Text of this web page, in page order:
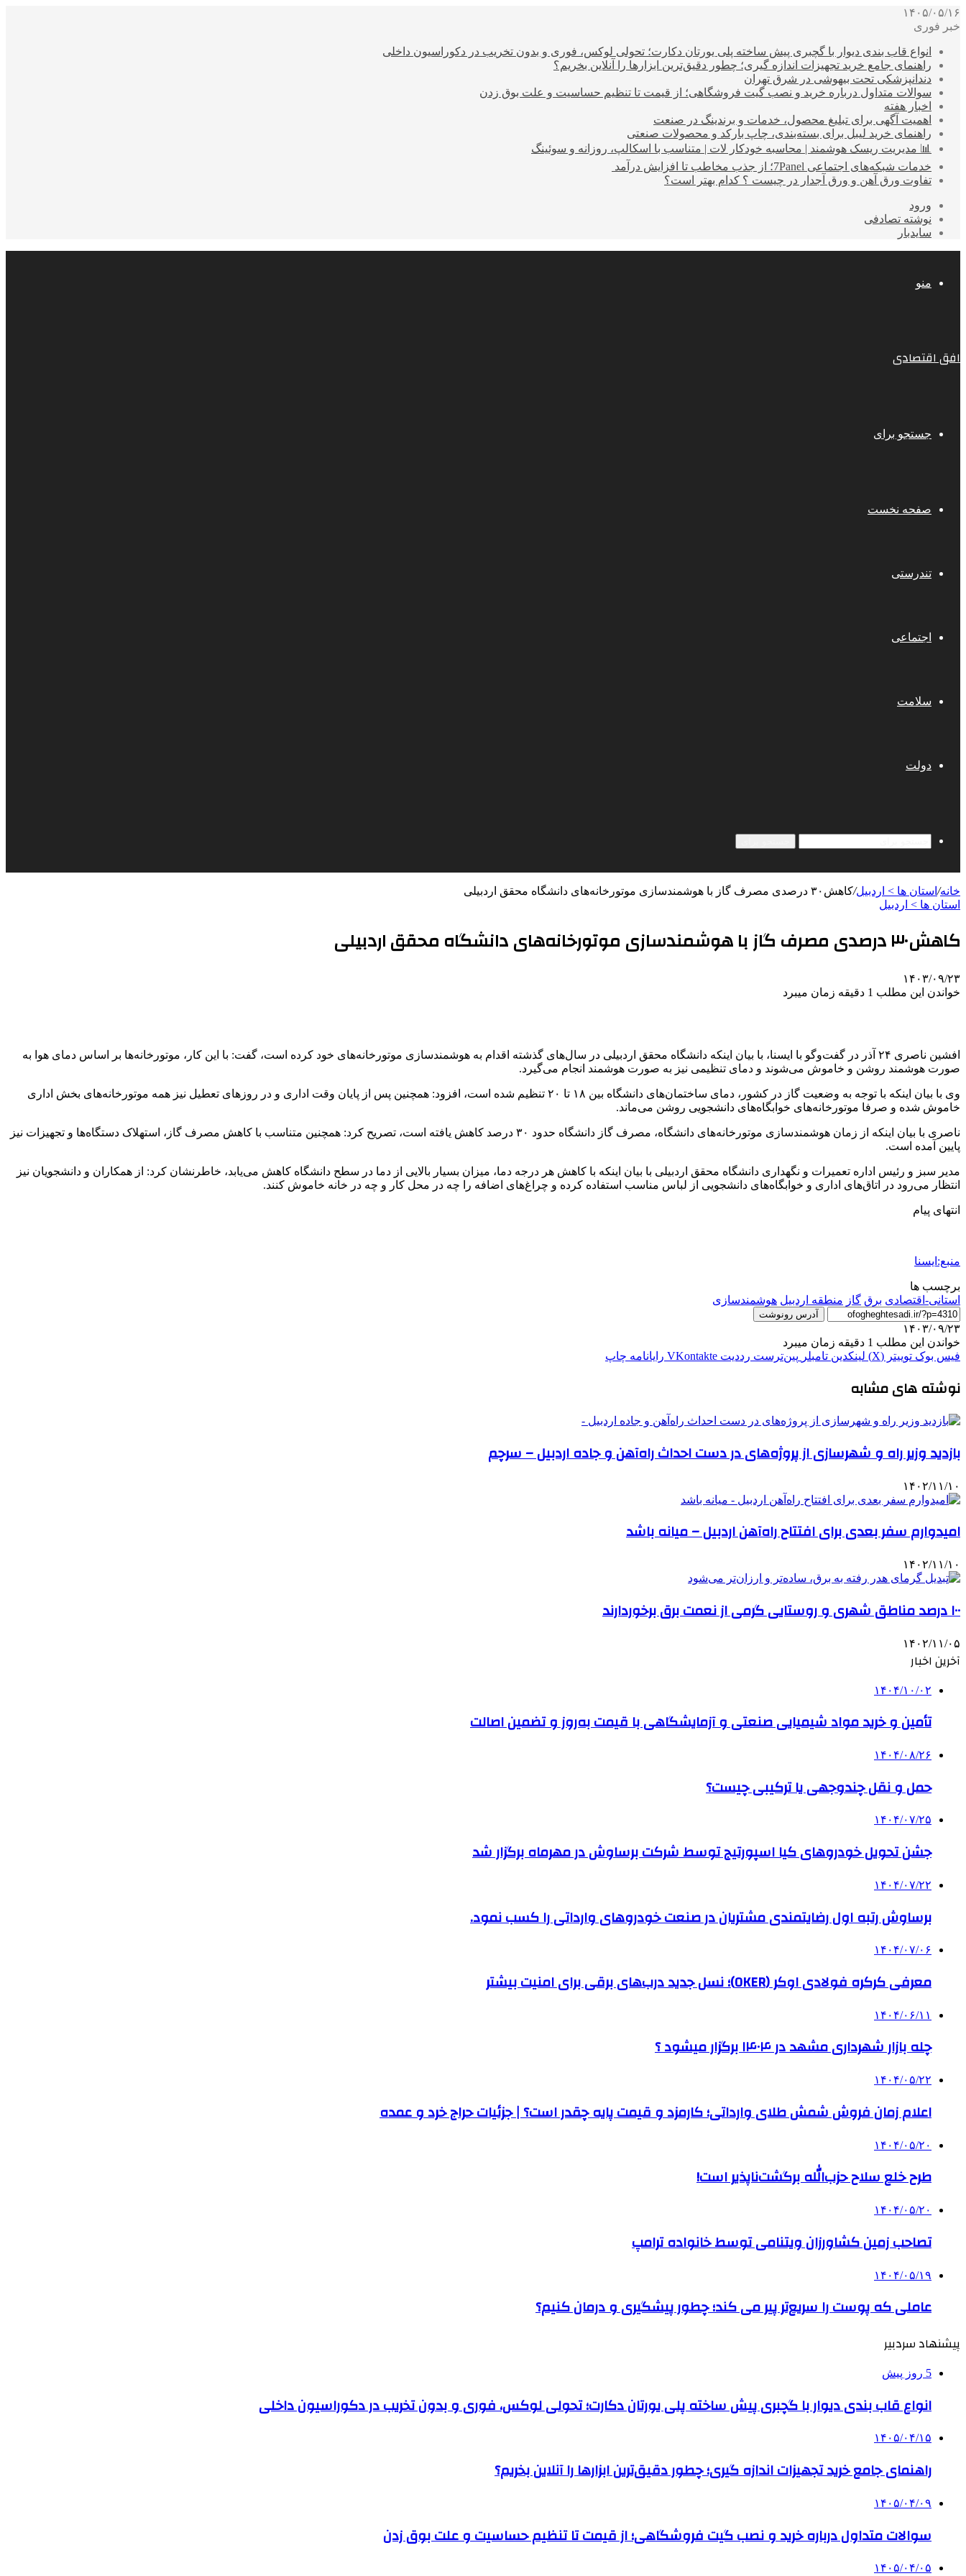
۱۴۰۵/۰۵/۱۶
خبر فوری
انواع قاب بندی دیوار با گچبری پیش ساخته پلی یورتان دکارت؛ تحولی لوکس، فوری و بدون تخریب در دکوراسیون داخلی
راهنمای جامع خرید تجهیزات اندازه گیری؛ چطور دقیق‌ترین ابزارها را آنلاین بخریم؟
دندانپزشکی تحت بیهوشی در شرق تهران
سوالات متداول درباره خرید و نصب گیت فروشگاهی؛ از قیمت تا تنظیم حساسیت و علت بوق زدن
اخبار هفته
اهمیت آگهی برای تبلیغ محصول، خدمات و برندینگ در صنعت
راهنمای خرید لیبل برای بسته‌بندی، چاپ بارکد و محصولات صنعتی
📊 مدیریت ریسک هوشمند | محاسبه خودکار لات | متناسب با اسکالپ، روزانه و سوئینگ
خدمات شبکه‌های اجتماعی 7Panel؛ از جذب مخاطب تا افزایش درآمد
تفاوت ورق آهن و ورق آجدار در چیست ؟ کدام بهتر است؟
ورود
نوشته تصادفی
سایدبار
منو
افق اقتصادی
جستجو برای
صفحه نخست
تندرستی
اجتماعی
سلامت
دولت
خانه/ استان ها > اردبیل/کاهش۳۰ درصدی مصرف گاز با هوشمندسازی موتورخانه‌های دانشگاه محقق اردبیلی
استان ها > اردبیل
کاهش۳۰ درصدی مصرف گاز با هوشمندسازی موتورخانه‌های دانشگاه محقق اردبیلی
۱۴۰۳/۰۹/۲۳
خواندن این مطلب 1 دقیقه زمان میبرد
افشین ناصری ۲۴ آذر در گفت‌وگو با ایسنا، با بیان اینکه دانشگاه محقق اردبیلی در سال‌های گذشته اقدام به هوشمندسازی موتورخانه‌های خود کرده است، گفت: با این کار، موتورخانه‌ها بر اساس دمای هوا به
صورت هوشمند روشن و خاموش می‌شوند و دمای تنظیمی نیز به صورت هوشمند انجام می‌گیرد.
وی با بیان اینکه با توجه به وضعیت گاز در کشور، دمای ساختمان‌های دانشگاه بین ۱۸ تا ۲۰ تنظیم شده است، افزود: همچنین پس از پایان وقت اداری و در روزهای تعطیل نیز همه موتورخانه‌های بخش اداری
خاموش شده و صرفا موتورخانه‌های خوابگاه‌های دانشجویی روشن می‌ماند.
ناصری با بیان اینکه از زمان هوشمندسازی موتورخانه‌های دانشگاه، مصرف گاز دانشگاه حدود ۳۰ درصد کاهش یافته است، تصریح کرد: همچنین متناسب با کاهش مصرف گاز، استهلاک دستگاه‌ها و تجهیزات نیز
پایین آمده است.
مدیر سبز و رئیس اداره تعمیرات و نگهداری دانشگاه محقق اردبیلی با بیان اینکه با کاهش هر درجه دما، میزان بسیار بالایی از دما در سطح دانشگاه کاهش می‌یابد، خاطرنشان کرد: از همکاران و دانشجویان نیز
انتظار می‌رود در اتاق‌های اداری و خوابگاه‌های دانشجویی از لباس مناسب استفاده کرده و چراغ‌های اضافه را چه در محل کار و چه در خانه خاموش کنند.
انتهای پیام
منبع:ایسنا
برچسب ها
استانی-اقتصادی برق گاز منطقه اردبیل هوشمندسازی
آدرس رونوشت
۱۴۰۳/۰۹/۲۳
خواندن این مطلب 1 دقیقه زمان میبرد
فیس بوک توییتر (X) لینکدین ‫تامبلر ‫پین‌ترست ‫رددیت ‫VKontakte رایانامه چاپ
نوشته های مشابه
بازدید وزیر راه و شهرسازی از پروژه‌های در دست احداث راه‌آهن و جاده اردبیل – سرچم
۱۴۰۲/۱۱/۱۰
امیدوارم سفر بعدی برای افتتاح راه‌آهن اردبیل – میانه باشد
۱۴۰۲/۱۱/۱۰
۱۰۰ درصد مناطق شهری و روستایی گرمی از نعمت برق برخوردارند
۱۴۰۲/۱۱/۰۵
آخرین اخبار
۱۴۰۴/۱۰/۰۲
تأمین و خرید مواد شیمیایی صنعتی و آزمایشگاهی با قیمت به‌روز و تضمین اصالت
۱۴۰۴/۰۸/۲۶
حمل و نقل چندوجهی یا ترکیبی چیست؟
۱۴۰۴/۰۷/۲۵
جشن تحویل خودروهای کیا اسپورتیج توسط شرکت برساوش در مهرماه برگزار شد
۱۴۰۴/۰۷/۲۲
برساوش رتبه اول رضایتمندی مشتریان در صنعت خودروهای وارداتی را کسب نمود.
۱۴۰۴/۰۷/۰۶
معرفی کرکره فولادی اوکر (OKER)؛ نسل جدید درب‌های برقی برای امنیت بیشتر
۱۴۰۴/۰۶/۱۱
چله بازار شهرداری مشهد در ۱۴۰۴ برگزار میشود ؟
۱۴۰۴/۰۵/۲۲
اعلام زمان فروش شمش طلای وارداتی؛ کارمزد و قیمت پایه چقدر است؟ | جزئیات حراج خرد و عمده
۱۴۰۴/۰۵/۲۰
طرح خلع سلاح حزب‌الله برگشت‌ناپذیر است!
۱۴۰۴/۰۵/۲۰
تصاحب زمین کشاورزان ویتنامی توسط خانواده ترامپ
۱۴۰۴/۰۵/۱۹
عاملی که پوست را سریع‌تر پیر می کند؛ چطور پیشگیری و درمان کنیم؟
پیشنهاد سردبیر
5 روز پیش
انواع قاب بندی دیوار با گچبری پیش ساخته پلی یورتان دکارت؛ تحولی لوکس، فوری و بدون تخریب در دکوراسیون داخلی
۱۴۰۵/۰۴/۱۵
راهنمای جامع خرید تجهیزات اندازه گیری؛ چطور دقیق‌ترین ابزارها را آنلاین بخریم؟
۱۴۰۵/۰۴/۰۹
سوالات متداول درباره خرید و نصب گیت فروشگاهی؛ از قیمت تا تنظیم حساسیت و علت بوق زدن
۱۴۰۵/۰۴/۰۵